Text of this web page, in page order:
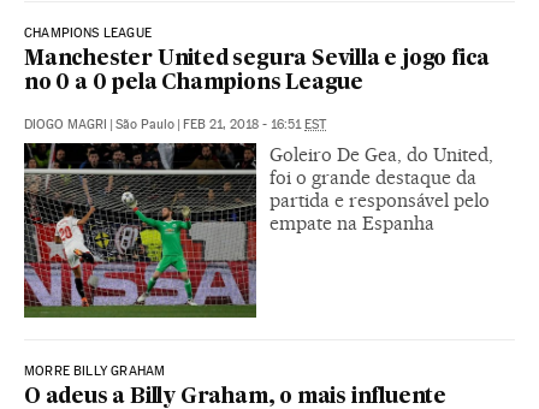
CHAMPIONS LEAGUE
Manchester United segura Sevilla e jogo fica
no 0 a 0 pela Champions League
DIOGO MAGRI | São Paulo | FEB 21, 2018 - 16:51EST
Goleiro De Gea, do United,
foi o grande destaque da
partida e responsável pelo
empate na Espanha
MORRE BILLY GRAHAM
O adeus a Billy Graham, o mais influente